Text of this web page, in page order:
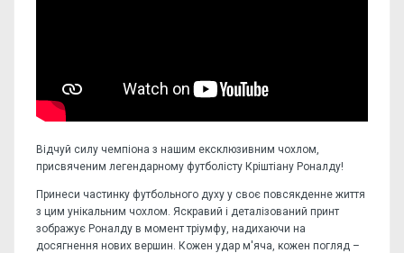
Відчуй силу чемпіона з нашим ексклюзивним чохлом,
присвяченим легендарному футболісту Кріштіану Роналду!
Принеси частинку футбольного духу у своє повсякденне життя
з цим унікальним чохлом. Яскравий і деталізований принт
зображує Роналду в момент тріумфу, надихаючи на
досягнення нових вершин. Кожен удар м'яча, кожен погляд –